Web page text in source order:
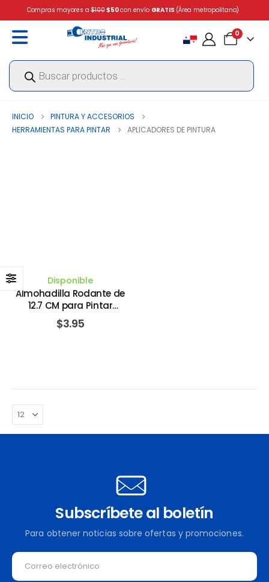
Compras mayores a$100 $50con envío GRATIS (Área metropolitana)
0
Búsqueda
productos
INICIO
PINTURA Y ACCESORIOS
HERRAMIENTAS PARA PINTAR
APLICADORES DE PINTURA
Disponible
Almohadilla Rodante de
12.7 CM para Pintar
Bordes. LINZER PRODUCTS
$3.95
Subscríbete al boletín
Para obtener noticias sobre ofertas y promociones.